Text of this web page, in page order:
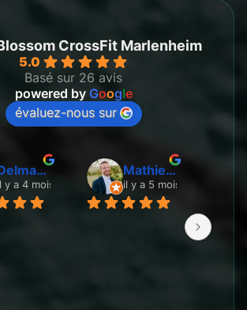
CrossFit Marlenheim
5.0
Basé sur 26 avis
powered by Google
évaluez-nous sur
Delmarre ilies
y a 4 mois
Mathieu Tavernier
il y a 5 mois